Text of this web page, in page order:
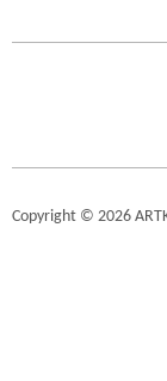
Copyright © 2026